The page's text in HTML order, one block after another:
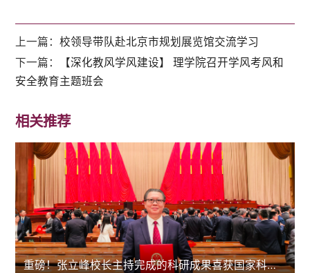
上一篇：校领导带队赴北京市规划展览馆交流学习
下一篇：
【深化教风学风建设】 理学院召开学风考风和
安全教育主题班会
相关推荐
重磅！张立峰校长主持完成的科研成果喜获国家科技进步二等奖